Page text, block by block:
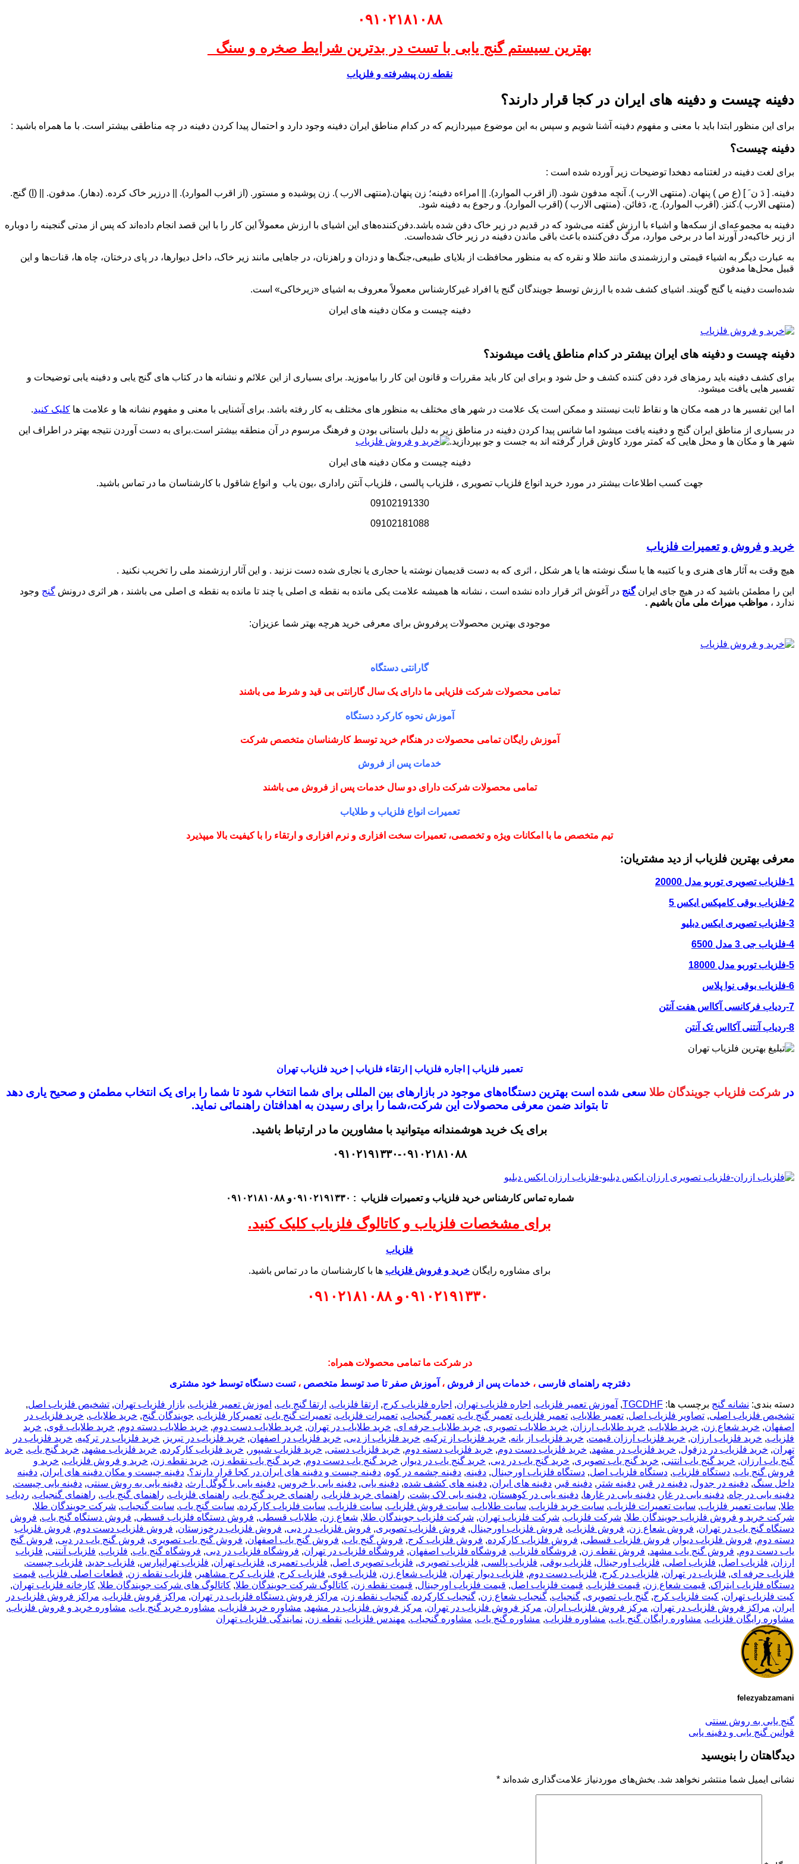
۰۹۱۰۲۱۸۱۰۸۸
بهترین سیستم گنج یابی با تست در بدترین شرایط صخره و سنگ
نقطه زن پیشرفته و فلزیاب
دفینه چیست و دفینه های ایران در کجا قرار دارند؟
برای این منظور ابتدا باید با معنی و مفهوم دفینه آشنا شویم و سپس به این موضوع میپردازیم که در کدام مناطق ایران دفینه وجود دارد و احتمال پیدا کردن دفینه در چه مناطقی بیشتر است. با ما همراه باشید :
دفینه چیست؟
برای لغت دفینه در لغتنامه دهخدا توضیحات زیر آورده شده است :
دفینه. [ دَ ن َ ] (ع ص ) پنهان. (منتهی الارب ). آنچه مدفون شود. (از اقرب الموارد). || امراءه دفینه؛ زن پنهان.(منتهی الارب ). زن پوشیده و مستور. (از اقرب الموارد). || درزیر خاک کرده. (دهار). مدفون. || (اِ) گنج.
(منتهی الارب ).کنز. (اقرب الموارد). ج، دَفائن. (منتهی الارب ) (اقرب الموارد). و رجوع به دفینه شود.
دفینه به مجموعه‌ای از سکه‌ها و اشیاء با ارزش گفته می‌شود که در قدیم در زیر خاک دفن شده‌ باشد.دفن‌کننده‌های این اشیای با ارزش معمولاً این کار را با این قصد انجام داده‌اند که پس از مدتی گنجینه را دوباره
از زیر خاکبه‌در آورند اما در برخی موارد، مرگ دفن‌کننده باعث باقی ماندن دفینه در زیر خاک شده‌است.
به عبارت دیگر به اشیاء قیمتی و ارزشمندی مانند طلا و نقره که به منظور محافظت از بلایای طبیعی،جنگ‌ها و دزدان و راهزنان، در جاهایی مانند زیر خاک، داخل دیوارها، در پای درختان، چاه ها، قنات‌ها و این
قبیل محل‌ها مدفون
شده‌است دفینه یا گنج گویند. اشیای کشف‌ شده با ارزش توسط جویندگان گنج یا افراد غیرکارشناس معمولاً معروف به اشیای «زیرخاکی» است.
دفینه چیست و مکان دفینه های ایران
دفینه چیست و دفینه های ایران بیشتر در کدام مناطق یافت میشوند؟
برای کشف دفینه باید رمزهای فرد دفن کننده کشف و حل شود و برای این کار باید مقررات و قانون این کار را بیاموزید. برای بسیاری از این علائم و نشانه ها در کتاب های گنج یابی و دفینه یابی توضیحات و
تفسیر هایی یافت میشود.
اما این تفسیر ها در همه مکان ها و نقاط ثابت نیستند و ممکن است یک علامت در شهر های مختلف به منظور های مختلف به کار رفته باشد. برای آشنایی با معنی و مفهوم نشانه ها و علامت ها کلیک کنید.
در بسیاری از مناطق ایران گنج و دفینه یافت میشود اما شانس پیدا کردن دفینه در مناطق زیر به دلیل باستانی بودن و فرهنگ مرسوم در آن منطقه بیشتر است.برای به دست آوردن نتیجه بهتر در اطراف این
شهر ها و مکان ها و محل هایی که کمتر مورد کاوش قرار گرفته اند به جست و جو بپردازید.
دفینه چیست و مکان دفینه های ایران
جهت کسب اطلاعات بیشتر در مورد خرید انواع فلزیاب تصویری ، فلزیاب پالسی ، فلزیاب آنتن راداری ،یون یاب و انواع شاقول با کارشناسان ما در تماس باشید.
09102191330
09102181088
خرید و فروش و تعمیرات فلزیاب
هیچ وقت به آثار های هنری و یا کتیبه ها یا سنگ نوشته ها یا هر شکل ، اثری که به دست قدیمیان نوشته یا حجاری یا نجاری شده دست نزنید . و این آثار ارزشمند ملی را تخریب نکنید .
این را مطمئن باشید که در هیچ جای ایرانگنج در آغوش اثر قرار داده نشده است ، نشانه ها همیشه علامت یکی مانده به نقطه ی اصلی یا چند تا مانده به نقطه ی اصلی می باشند ، هر اثری درونش گنج وجود
ندارد ، مواظب میراث ملی مان باشیم .
موجودی بهترین محصولات پرفروش برای معرفی خرید هرچه بهتر شما عزیزان:
گارانتی دستگاه
تمامی محصولات شرکت فلزیابی ما دارای یک سال گارانتی بی قید و شرط می باشند
آموزش نحوه کارکرد دستگاه
آموزش رایگان تمامی محصولات در هنگام خرید توسط کارشناسان متخصص شرکت
خدمات پس از فروش
تمامی محصولات شرکت دارای دو سال خدمات پس از فروش می باشند
تعمیرات انواع فلزیاب و طلایاب
تیم متخصص ما با امکانات ویژه و تخصصی، تعمیرات سخت افزاری و نرم افزاری و ارتقاء را با کیفیت بالا میپذیرد
معرفی بهترین فلزیاب از دید مشتریان:
1-فلزیاب تصویری توربو مدل 20000
2-فلزیاب بوقی کامپکس ایکس 5
3-فلزیاب تصویری ایکس دبلیو
4-فلزیاب جی 3 مدل 6500
5-فلزیاب توربو مدل 18000
6-فلزیاب بوقی نوا پلاس
7-ردیاب فرکانسی آکااس هفت آنتن
8-ردیاب آنتنی آکااس تک آنتن
تعمیر فلزیاب | اجاره فلزیاب | ارتقاء فلزیاب | خرید فلزیاب تهران
در شرکت فلزیاب جویندگان طلا سعی شده است بهترین دستگاه‌های موجود دربازار‌های بین المللی برای شما انتخاب شودتا شما را برای یک انتخاب مطمئن و صحیح یاری دهد
تا بتواند ضمن معرفی محصولات این شرکت،شما را برای رسیدن به اهدافتان راهنمائی نماید.
برای یک خرید هوشمندانه میتوانید با مشاورین ما در ارتباط باشید.
۰۹۱۰۲۱۹۱۳۳۰-۰۹۱۰۲۱۸۱۰۸۸
شماره تماس کارشناسخرید فلزیاب و تعمیرات فلزیاب : ۰۹۱۰۲۱۹۱۳۳۰و ۰۹۱۰۲۱۸۱۰۸۸
برای مشخصات فلزیاب و کاتالوگ فلزیاب کلیک کنید.
فلزیاب
برای مشاوره رایگان خرید و فروش فلزیاب ها با کارشناسان ما در تماس باشید.
۰۹۱۰۲۱۹۱۳۳۰ و ۰۹۱۰۲۱۸۱۰۸۸
در شرکت ما تمامی محصولات همراه:
دفترچه راهنمای فارسی ،خدمات پس از فروش ، آموزش صفر تا صد توسط متخصص ،تست دستگاه توسط خود مشتری
دسته بندی: نشانه گنج برچسب ها: TGCDHF
, آموزش تعمیر فلزیاب, اجاره فلزیاب تهران, اجاره فلزیاب کرج, ارتقا فلزیاب, ارتقا گنج یاب, اموزش تعمیر فلزیاب, بازار فلزیاب تهران, تشخیص فلزیاب اصل,
تشخیص فلزیاب اصلی, تصاویر فلزیاب اصل, تعمیر طلایاب, تعمیر فلزیاب, تعمیر گنج یاب, تعمیر گنجیاب, تعمیرات فلزیاب, تعمیرات گنج یاب, تعمیرکار فلزیاب, جویندگان گنج, خريد طلاياب, خريد فلزياب در
اصفهان, خرید شعاع زن, خرید طلایاب, خرید طلایاب ارزان, خرید طلایاب تصویری, خرید طلایاب حرفه ای, خرید طلایاب در تهران, خرید طلایاب دست دوم, خرید طلایاب دسته دوم, خرید طلایاب قوی, خرید
فلزیاب, خرید فلزیاب ارزان, خرید فلزیاب ارزان قیمت, خرید فلزیاب از بانه, خرید فلزیاب از ترکیه, خرید فلزیاب از دبی, خرید فلزیاب در اصفهان, خرید فلزیاب در تبریز , خرید فلزیاب در ترکیه, خرید فلزیاب در
تهران, خرید فلزیاب در دزفول, خرید فلزیاب در مشهد, خرید فلزیاب دست دوم, خرید فلزیاب دسته دوم, خرید فلزیاب دستی, خرید فلزیاب شیپور , خرید فلزیاب کارکرده, خرید فلزیاب مشهد, خرید گنج یاب, خرید
گنج یاب ارزان, خرید گنج یاب انتنی, خرید گنج یاب تصویری, خرید گنج یاب در دبی, خرید گنج یاب در دیوار , خرید گنج یاب دست دوم, خرید گنج یاب نقطه زن, خرید نقطه زن, خرید و فروش فلزیاب, خرید و
فروش گنج یاب, دستگاه فلزیاب, دستگاه فلزیاب اصل, دستگاه فلزیاب اورجینال, دفینه, دفینه چشمه در کوه, دفینه چیست و دفینه های ایران در کجا قرار دارند؟, دفینه چیست و مکان دفینه های ایران, دفینه
داخل سنگ, دفینه در جدول, دفینه در قبر , دفینه شتر , دفینه قبر , دفینه های ایران, دفینه های کشف شده, دفینه یابی, دفینه یابی با خروس, دفینه یابی با گوگل ارث, دفینه یابی به روش سنتی, دفینه یابی چیست,
دفینه یابی در چاه, دفینه یابی در غار , دفینه یابی در غارها, دفینه یابی در کوهستان, دفینه یابی لاک پشت, راهنمای خرید فلزیاب, راهنمای خرید گنج یاب, راهنمای فلزیاب, راهنمای گنج یاب, راهنمای گنجیاب, ردیاب
طلا, سایت تعمیر فلزیاب, سایت تعمیرات فلزیاب, سایت خرید فلزیاب, سایت طلایاب, سایت فروش فلزیاب, سایت فلزیاب, سایت فلزیاب کارکرده, سایت گنج یاب, سایت گنجیاب, شرکت جویندگان طلا,
شرکت خرید و فروش فلزیاب جویندگان طلا, شرکت فلزیاب, شرکت فلزیاب تهران, شرکت فلزیاب جویندگان طلا, شعاع زن, طلایاب قسطی, فروش دستگاه فلزیاب قسطی, فروش دستگاه گنج یاب, فروش
دستگاه گنج یاب در تهران, فروش شعاع زن, فروش فلزیاب, فروش فلزیاب اورجینال, فروش فلزیاب تصویری, فروش فلزیاب در دبی, فروش فلزیاب درخوزستان, فروش فلزیاب دست دوم, فروش فلزیاب
دسته دوم, فروش فلزیاب دیوار , فروش فلزیاب قسطی, فروش فلزیاب کارکرده, فروش فلزیاب کرج, فروش گنج یاب, فروش گنج یاب اصفهان, فروش گنج یاب تصویری, فروش گنج یاب در دبی, فروش گنج
یاب دست دوم, فروش گنج یاب مشهد, فروش نقطه زن, فروشگاه فلزیاب, فروشگاه فلزیاب اصفهان, فروشگاه فلزیاب در تهران, فروشگاه فلزیاب در دبی, فروشگاه گنج یاب, فلزیاب, فلزیاب آنتنی, فلزیاب
ارزان, فلزیاب اصل, فلزیاب اصلی, فلزیاب اورجینال, فلزیاب بوقی, فلزیاب پالسی, فلزیاب تصویری, فلزیاب تصویری اصل, فلزیاب تعمیری, فلزیاب تهران, فلزیاب تهرانپارس, فلزیاب جدید, فلزیاب چیست,
فلزیاب حرفه ای, فلزیاب در تهران, فلزیاب در کرج, فلزیاب دست دوم, فلزیاب دیوار تهران, فلزیاب شعاع زن, فلزیاب قوی, فلزیاب کرج, فلزیاب کرج مشاهیر , فلزیاب نقطه زن, قطعات اصلی فلزیاب, قیمت
دستگاه فلزیاب ایتراک, قیمت شعاع زن, قیمت فلزیاب, قیمت فلزیاب اصل, قیمت فلزیاب اورجینال, قیمت نقطه زن, کاتالوگ شرکت جویندگان طلا, کاتالوگ های شرکت جویندگان طلا, کارخانه فلزیاب تهران,
کیت فلزیاب تهران, کیت فلزیاب کرج, گنج یاب تصویری, گنجیاب, گنجیاب شعاع زن, گنجیاب کارکرده, گنجیاب نقطه زن, مراکز فروش دستگاه فلزیاب در تهران, مراکز فروش فلزیاب, مراکز فروش فلزیاب در
ایران, مراکز فروش فلزیاب در تهران, مرکز فروش فلزیاب ایران, مرکز فروش فلزیاب در تهران, مرکز فروش فلزیاب در مشهد, مشاوره خرید فلزیاب, مشاوره خرید گنج یاب, مشاوره خرید و فروش فلزیاب,
مشاوره رایگان فلزیاب, مشاوره رایگان گنج یاب, مشاوره فلزیاب, مشاوره گنج یاب, مشاوره گنجیاب, مهندس فلزیاب, نقطه زن, نمایندگی فلزیاب تهران
felezyabzamani
گنج یابی به روش سنتی
قوانین گنج یابی و دفینه یابی
دیدگاهتان را بنویسید
نشانی ایمیل شما منتشر نخواهد شد. بخش‌های موردنیاز علامت‌گذاری شده‌اند *